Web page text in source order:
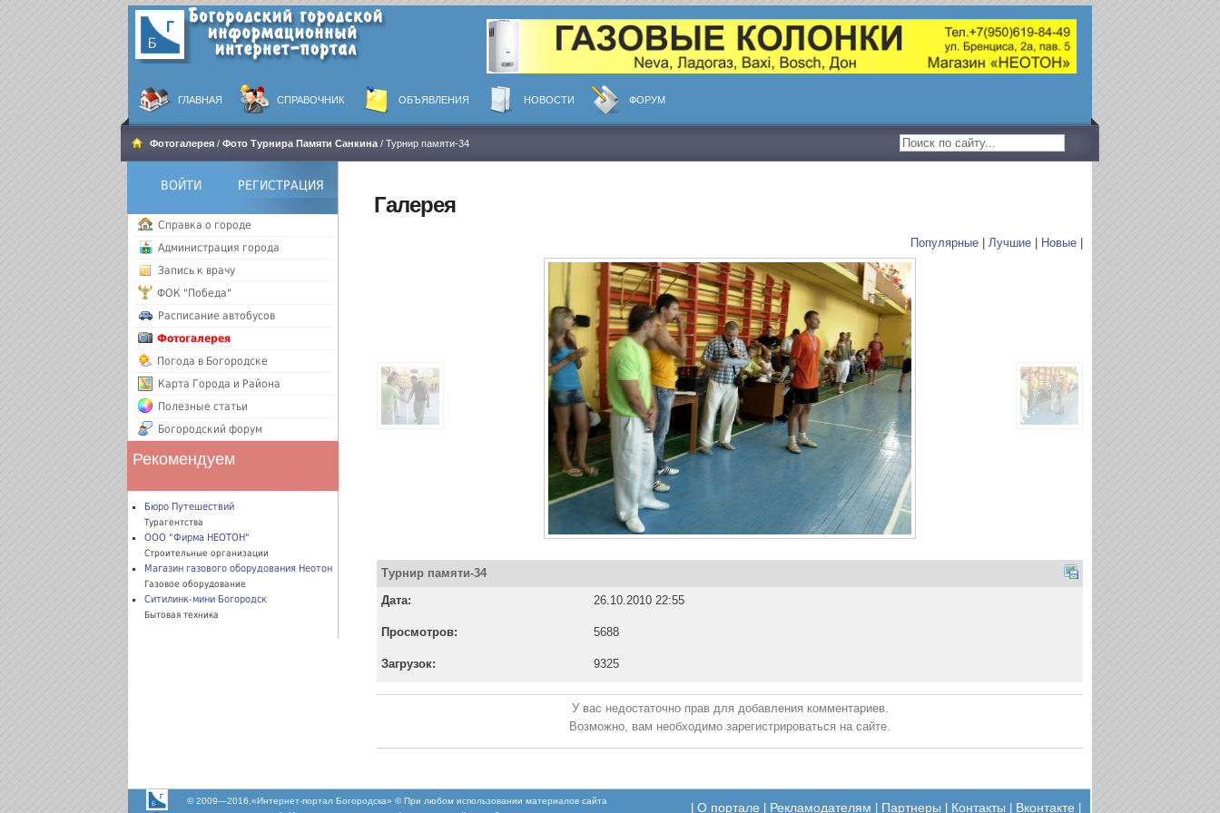
ГЛАВНАЯ СПРАВОЧНИК ОБЪЯВЛЕНИЯ НОВОСТИ ФОРУМ
Фотогалерея / Фото Турнира Памяти Санкина / Турнир памяти-34
Галерея
Популярные Лучшие Новые
Турнир памяти-34
Дата:
26.10.2010 22:55
Просмотров: 5688
Загрузок: 9325
У вас недостаточно прав для добавления комментариев.
Возможно, вам необходимо зарегистрироваться на сайте.
ВОЙТИ РЕГИСТРАЦИЯ
Справка о городе
Администрация города
Запись к врачу
ФОК "Победа"
Расписание автобусов
Фотогалерея
Погода в Богородске
Карта Города и Района
Полезные статьи
Богородский форум
Рекомендуем
Бюро Путешествий
Турагентства
ООО "Фирма НЕОТОН"
Строительные организации
Магазин газового оборудования Неотон
Газовое оборудование
Ситилинк-мини Богородск
Бытовая техника
О портале Рекламодателям Партнеры Контакты Вконтакте
© 2009—2016,«Интернет-портал Богородска» © При любом использовании материалов сайта